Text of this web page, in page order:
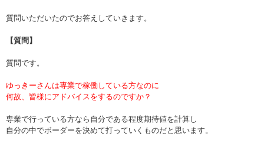
質問いただいたのでお答えしていきます。
【質問】
質問です。
ゆっきーさんは専業で稼働している方なのに
何故、皆様にアドバイスをするのですか？
専業で行っている方なら自分である程度期待値を計算し
自分の中でボーダーを決めて打っていくものだと思います。